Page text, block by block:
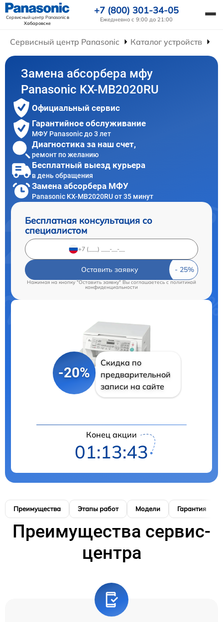
Сервисный центр Panasonicв
Хабаровске
+7 (800) 301-34-05
Ежедневно с 9:00 до 21:00
Сервисный центр Panasonic Каталог устройств
Замена абсорбера мфу
Panasonic KX-MB2020RU
Официальный сервис
Гарантийное обслуживание
МФУ Panasonic до 3 лет
Диагностика за наш счет,
ремонт по желанию
Бесплатный выезд курьера
в день обращения
Замена абсорбера МФУ
Panasonic KX-MB2020RU от 35 минут
Бесплатная консультация со
специалистом
Оставить заявку
Нажимая на кнопку "Оставить заявку" Вы соглашаетесь cполитикой
конфиденциальности
-20%
Скидка по
предварительной
записи на сайте
Конец акции
01:13:42
Преимущества Этапы работ Модели Гарантия
Преимущества сервис-
центра